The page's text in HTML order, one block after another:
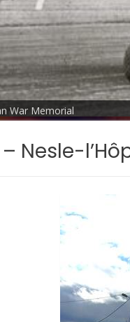
War Memorial
Nesle-